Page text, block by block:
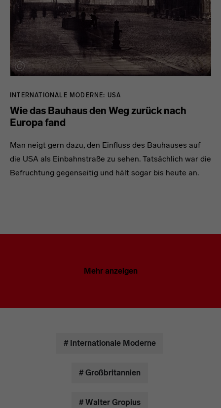
INTERNATIONALE MODERNE: USA
Wie das Bauhaus den Weg zurück nach
Europa fand
Man neigt gern dazu, den Einfluss des Bauhauses auf
die USA als Einbahnstraße zu sehen. Tatsächlich war die
Befruchtung gegenseitig und hält sogar bis heute an.
Mehr anzeigen
# Internationale Moderne
# Großbritannien
# Walter Gropius